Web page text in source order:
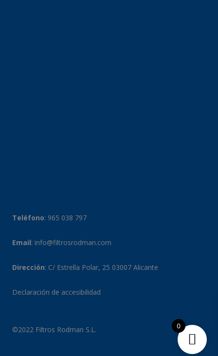
Teléfono: 965 038 797
Email: info@filtrosrodman.com
Dirección: C/ Estrella Polar, 25 03007 Alicante
Declaración de accesibilidad
©2022 Filtros Rodman S.L. 0